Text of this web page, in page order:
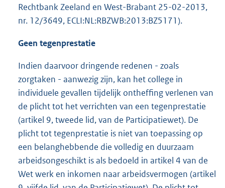
Rechtbank Zeeland en West-Brabant 25-02-2013,
nr. 12/3649, ECLI:NL:RBZWB:2013:BZ5171).
Geen tegenprestatie
Indien daarvoor dringende redenen - zoals
zorgtaken - aanwezig zijn, kan het college in
individuele gevallen tijdelijk ontheffing verlenen van
de plicht tot het verrichten van een tegenprestatie
(artikel 9, tweede lid, van de Participatiewet). De
plicht tot tegenprestatie is niet van toepassing op
een belanghebbende die volledig en duurzaam
arbeidsongeschikt is als bedoeld in artikel 4 van de
Wet werk en inkomen naar arbeidsvermogen (artikel